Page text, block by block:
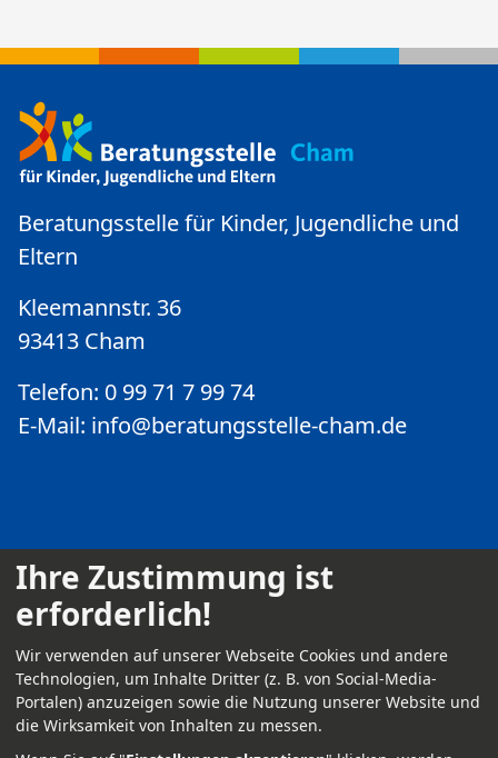
Beratungsstelle für Kinder, Jugendliche und
Eltern
Kleemannstr. 36
93413 Cham
Telefon: 0 99 71 7 99 74
E-Mail: info@beratungsstelle-cham.de
Kontakt
Impressum
Datenschutz
Anmelden
Ihre Zustimmung ist
erforderlich!
Wir verwenden auf unserer Webseite Cookies und andere
Technologien, um Inhalte Dritter (z. B. von Social-Media-
Portalen) anzuzeigen sowie die Nutzung unserer Website und
die Wirksamkeit von Inhalten zu messen.